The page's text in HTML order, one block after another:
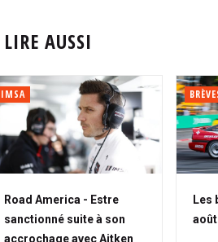
AUSSI
IMSA
Road America - Estre
sanctionné suite à son
accrochage avec Aitken
Les
août